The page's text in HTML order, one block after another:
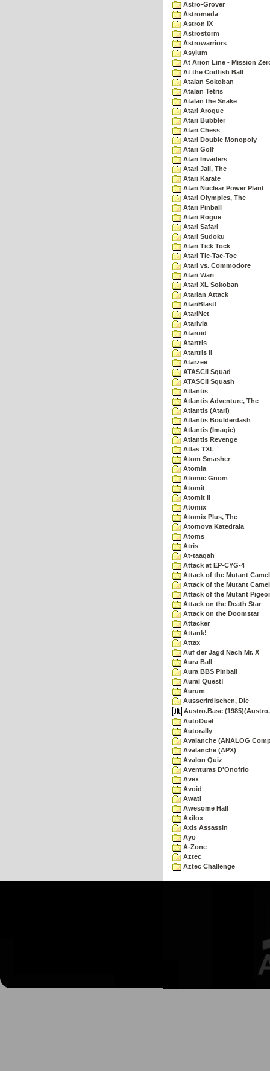
Astro-Grover
Astromeda
Astron IX
Astrostorm
Astrowarriors
Asylum
At Arion Line - Mission
At the Codfish Ball
Atalan Sokoban
Atalan Tetris
Atalan the Snake
Atari Arogue
Atari Bubbler
Atari Chess
Atari Double Monopoly
Atari Golf
Atari Invaders
Atari Jail, The
Atari Karate
Atari Nuclear Power Plant
Atari Olympics, The
Atari Pinball
Atari Rogue
Atari Safari
Atari Sudoku
Atari Tick Tock
Atari Tic-Tac-Toe
Atari vs. Commodore
Atari Wari
Atari XL Sokoban
Atarian Attack
AtariBlast!
AtariNet
Atarivia
Ataroid
Atartris
Atartris II
Atarzee
ATASCII Squad
ATASCII Squash
Atlantis
Atlantis Adventure, The
Atlantis (Atari)
Atlantis Boulderdash
Atlantis (Imagic)
Atlantis Revenge
Atlas TXL
Atom Smasher
Atomia
Atomic Gnom
Atomit
Atomit II
Atomix
Atomix Plus, The
Atomova Katedrala
Atoms
Atris
At-taaqah
Attack at EP-CYG-4
Attack of the Mutant
Attack of the Mutant
Attack of the Mutant
Attack on the Death Star
Attack on the Doomstar
Attacker
Attank!
Attax
Auf der Jagd Nach Mr. X
Aura Ball
Aura BBS Pinball
Aural Quest!
Aurum
Ausserirdischen, Die
Austro.Base
AutoDuel
Autorally
Avalanche (ANALOG
Avalanche (APX)
Avalon Quiz
Aventuras D'Onofrio
Avex
Avoid
Awati
Awesome Hall
Axilox
Axis Assassin
Ayo
A-Zone
Aztec
Aztec Challenge